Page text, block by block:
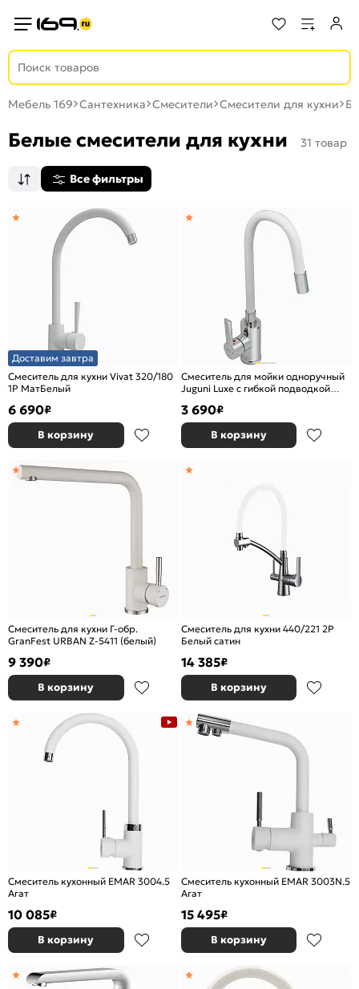
Мебель 169 Сантехника Смесители Смесители для кухни
Белые смесители для кухни 31 товар
Все фильтры
Доставим завтра
Смеситель для кухни Vivat 320/180
1Р МатБелый
6 690₽
В корзину
Смеситель для мойки одноручный
Juguni Luxe с гибкой подводкой
3 690₽
В корзину
Смеситель для кухни Г-обр.
GranFest URBAN Z-5411 (белый)
9 390₽
В корзину
Смеситель для кухни 440/221 2Р
Белый сатин
14 385₽
В корзину
Смеситель кухонный EMAR 3004.5
Агат
10 085₽
В корзину
Смеситель кухонный EMAR 3003N.5
Агат
15 495₽
В корзину